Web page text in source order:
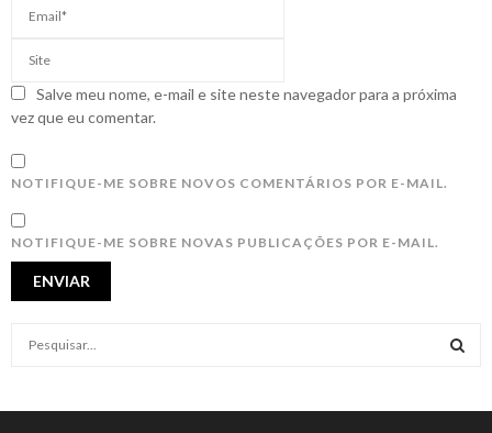
Salve meu nome, e-mail e site neste navegador para a próxima
vez que eu comentar.
NOTIFIQUE-ME SOBRE NOVOS COMENTÁRIOS POR E-MAIL.
NOTIFIQUE-ME SOBRE NOVAS PUBLICAÇÕES POR E-MAIL.